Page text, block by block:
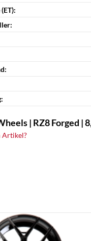
| RZ8 Forged |
Artikel?